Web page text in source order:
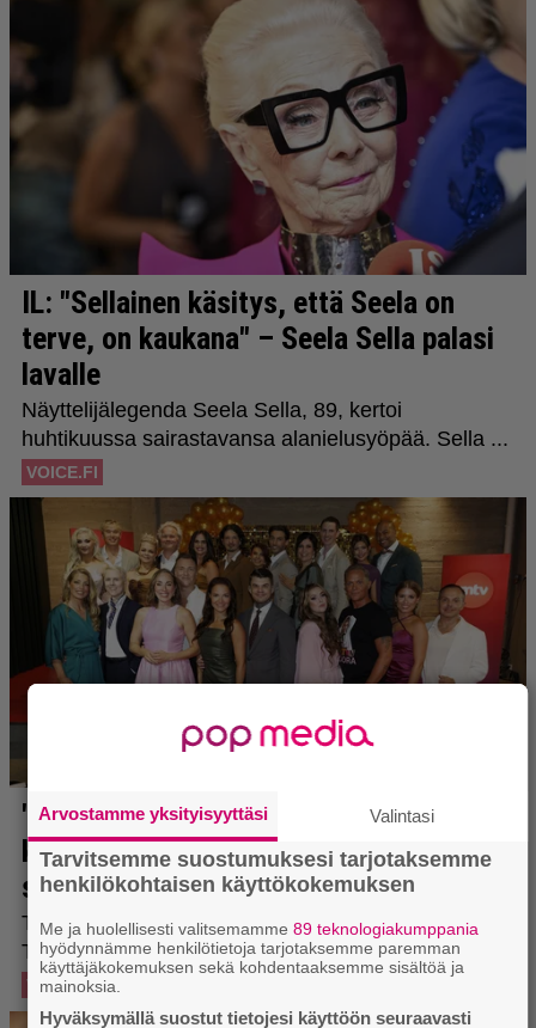
Arvostamme yksityisyyttäsi Valintasi
Tarvitsemme suostumuksesi tarjotaksemme
henkilökohtaisen käyttökokemuksen
Me ja huolellisesti valitsemamme89 teknologiakumppania
hyödynnämme henkilötietoja tarjotaksemme paremman
käyttäjäkokemuksen sekä kohdentaaksemme sisältöä ja
mainoksia.
Hyväksymällä suostut tietojesi käyttöön seuraavasti